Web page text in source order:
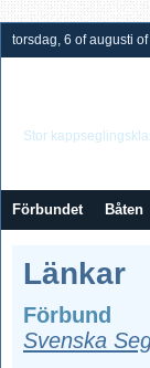
torsdag, 6 of augusti
Stor
Förbundet Båten
Länkar
Förbund
Svenska